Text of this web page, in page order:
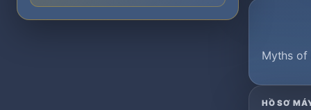
Myths of
HỒ SƠ